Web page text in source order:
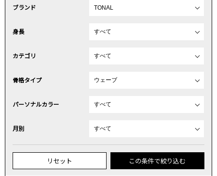
ブランド
身長
カテゴリ
骨格タイプ
パーソナルカラー
月別
リセット この条件で絞り込む